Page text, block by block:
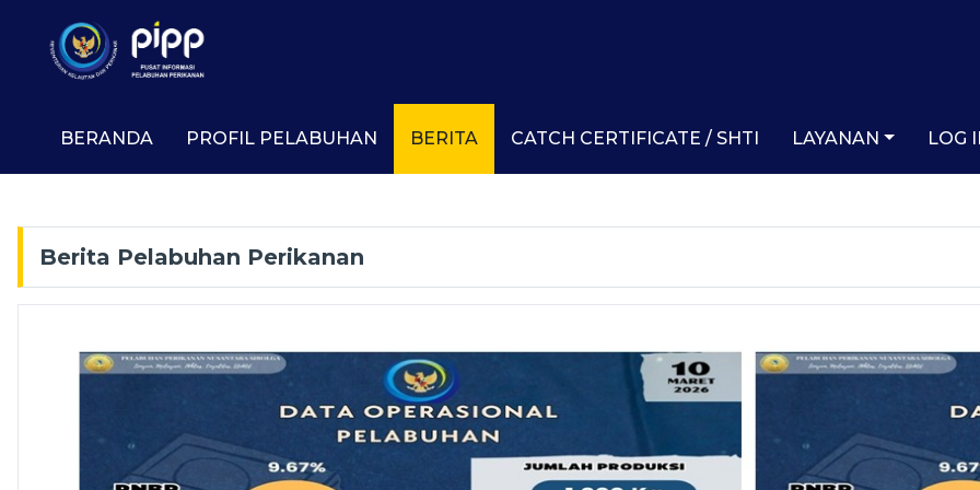
BERANDA PROFIL PELABUHAN BERITA CATCH CERTIFICATE / SHTI LAYANAN LOG
Berita Pelabuhan Perikanan